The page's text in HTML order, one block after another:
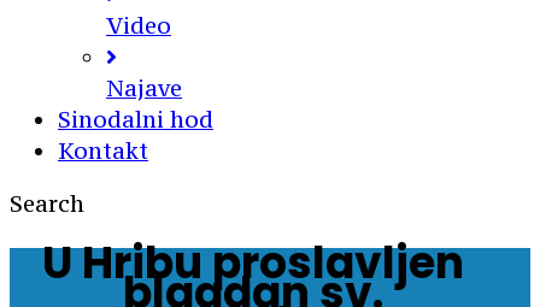
Video
Najave
Sinodalni hod
Kontakt
Search
U Hribu proslavljen
blagdan sv.